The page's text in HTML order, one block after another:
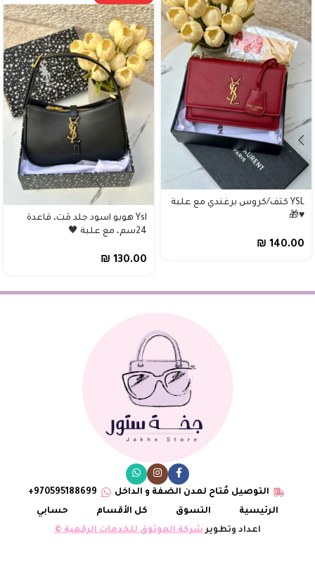
YSL كتف/كروس برغندي مع علبة
♥️🎁
₪ 140.00
Ysl هوبو اسود جلد مَت، قاعدة
24سم، مع علبة 🖤
₪ 130.00
التوصيل مُتاح لمدن الضفة و الداخل
970595188699+
الرئيسية
التسوق كل الأقسام
حسابي
اعداد وتطويرشركة الموثوق للخدمات الرقمية ©